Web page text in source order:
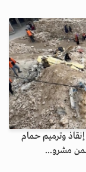
وترميم حمام
ضمن مشرو...